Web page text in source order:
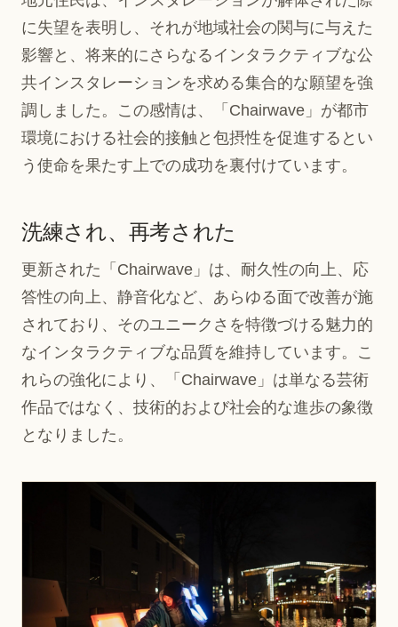
に失望を表明し、それが地域社会の関与に与えた
影響と、将来的にさらなるインタラクティブな公
共インスタレーションを求める集合的な願望を強
調しました。この感情は、「Chairwave」が都市
環境における社会的接触と包摂性を促進するとい
う使命を果たす上での成功を裏付けています。
洗練され、再考された
更新された「Chairwave」は、耐久性の向上、応
答性の向上、静音化など、あらゆる面で改善が施
されており、そのユニークさを特徴づける魅力的
なインタラクティブな品質を維持しています。こ
れらの強化により、「Chairwave」は単なる芸術
作品ではなく、技術的および社会的な進歩の象徴
となりました。